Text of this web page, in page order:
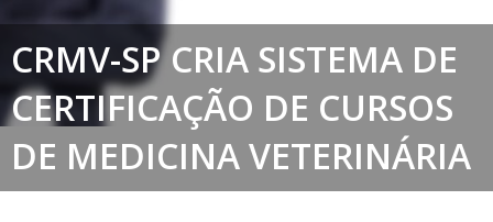
CRMV-SP CRIA SISTEMA DE
CERTIFICAÇÃO DE CURSOS
DE MEDICINA VETERINÁRIA